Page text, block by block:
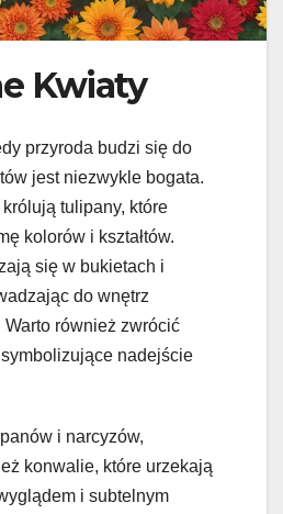
Kwiaty
przyroda budzi się do
jest niezwykle bogata.
tulipany, które
kolorów i kształtów.
się w bukietach i
do wnętrz
również zwrócić
nadejście
i narcyzów,
konwalie, które urzekają
i subtelnym